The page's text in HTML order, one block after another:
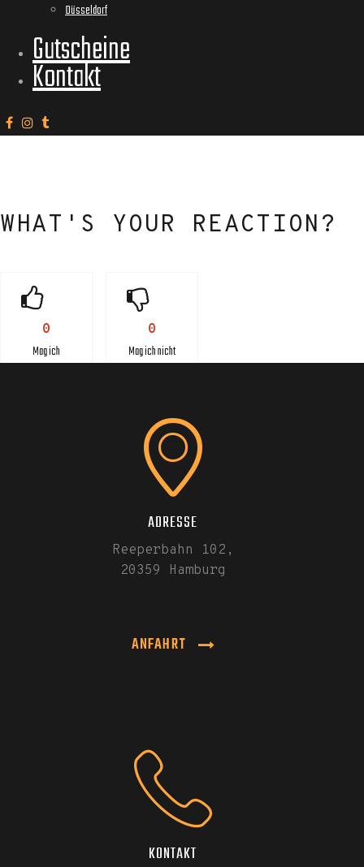
Düsseldorf
Gutscheine
Kontakt
WHAT'S YOUR REACTION?
0
Mag ich
0
Mag ich nicht
ADRESSE
Reeperbahn 102,
20359 Hamburg
ANFAHRT
KONTAKT